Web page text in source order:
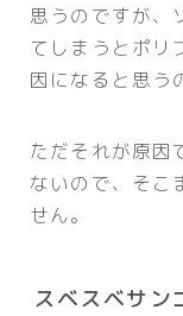
思うのですが、
てしまうとポリ
因になると思う
ただそれが原因
ないので、そこ
せん。
スベスベサン